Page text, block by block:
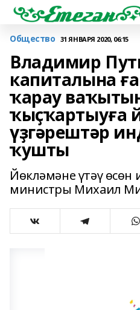
Общество 31 ЯНВАРЯ 2020, 06:15
Владимир
капиталына
ҡарау
ҡыҫҡартыуға
үҙгәрештәр
ҡушты
Йөкләмәне үтәү
министры Михаил